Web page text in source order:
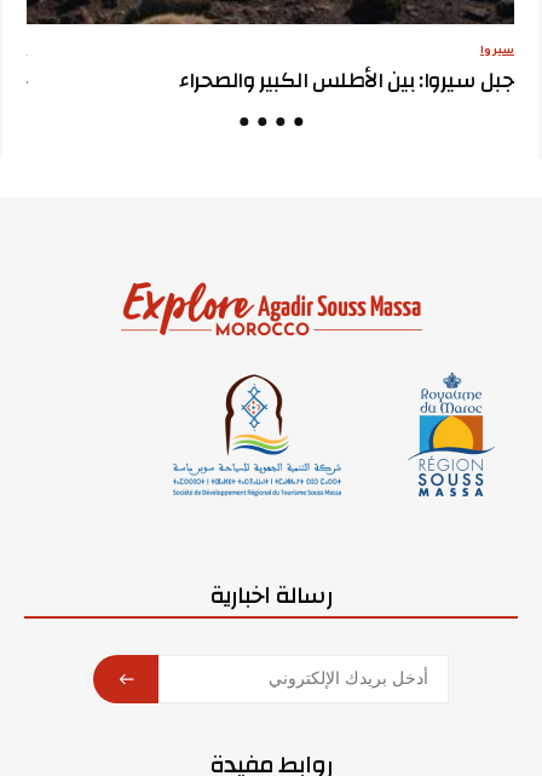
سيروا
جبل سيروا: بين الأطلس الكبير والصحراء
رسالة اخبارية
روابط مفيدة